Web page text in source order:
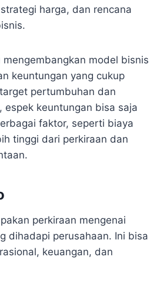
harga, dan rencana
mengembangkan model bisnis
keuntungan yang cukup
pertumbuhan dan
espek keuntungan bisa saja
faktor, seperti biaya
tinggi dari perkiraan dan
perkiraan mengenai
dihadapi perusahaan. Ini bisa
keuangan, dan